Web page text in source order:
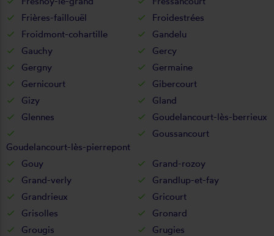
Frières-faillouël
Froidestrées
Froidmont-cohartille
Gandelu
Gauchy
Gercy
Gergny
Germaine
Gernicourt
Gibercourt
Gizy
Gland
Glennes
Goudelancourt-lès-berrieux
Goudelancourt-lès-pierrepont
Goussancourt
Gouy
Grand-rozoy
Grand-verly
Grandlup-et-fay
Grandrieux
Gricourt
Grisolles
Gronard
Grougis
Grugies